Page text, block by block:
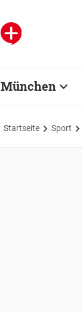
München
Startseite Sport